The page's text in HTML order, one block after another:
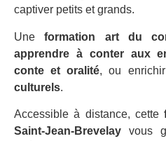
captiver petits et grands.
Uneformation art du
apprendre à conter aux
conte et oralité, ou
culturels.
Accessible à distance, cette
Saint-Jean-Brevelay vous